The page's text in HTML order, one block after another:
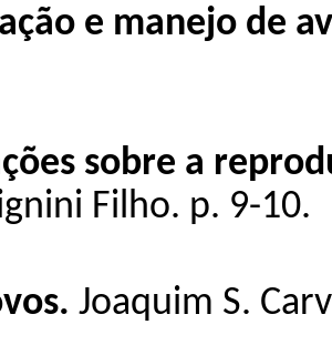
e manejo de
sobre a
Filho. p. 9-10.
Joaquim S.